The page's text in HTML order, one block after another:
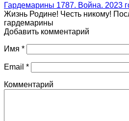
Гардемарины 1787. Война. 2023
Жизнь Родине! Честь никому!
гардемарины
Добавить комментарий
Имя *
Email *
Комментарий